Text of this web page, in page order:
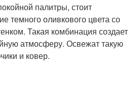
палитры, стоит
темного оливкового цвета со
Такая комбинация создает
атмосферу. Освежат такую
и ковер.